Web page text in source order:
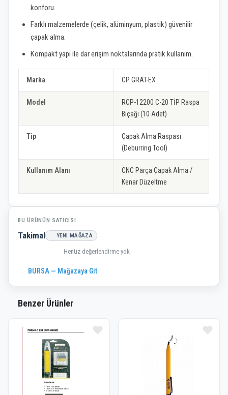
konforu.
Farklı malzemelerde (çelik, alüminyum, plastik) güvenilir
çapak alma.
Kompakt yapı ile dar erişim noktalarında pratik kullanım.
Marka CP GRAT-EX
Model
RCP-12200 C-20 TİP Raspa
Bıçağı (10 Adet)
Tip
Çapak Alma Raspası
(Deburring Tool)
Kullanım Alanı
CNC Parça Çapak Alma /
Kenar Düzeltme
BU ÜRÜNÜN SATICISI
Takimal YENI MAĞAZA
Henüz değerlendirme yok
BURSA — Mağazaya Git
Benzer Ürünler